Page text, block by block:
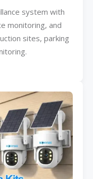
system with
monitoring, and
sites, parking